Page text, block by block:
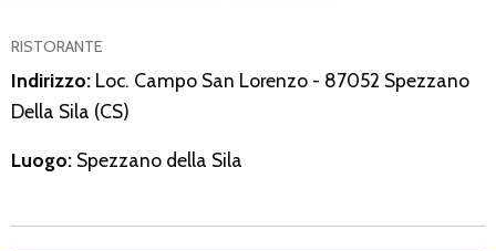
RISTORANTE
Indirizzo: Loc. Campo San Lorenzo - 87052 Spezzano
Della Sila (CS)
Luogo: Spezzano della Sila